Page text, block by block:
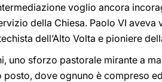
voglio ancora
della Chiesa. Paolo VI aveva
dell’Alto Volta e pioniere
uno sforzo pastorale mirante a
dove ognuno è compreso